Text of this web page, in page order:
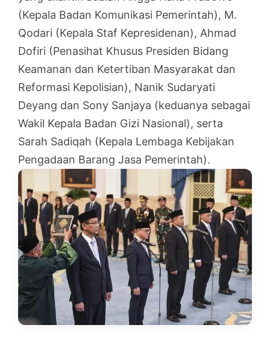
(Kepala Badan Komunikasi Pemerintah), M.
Qodari (Kepala Staf Kepresidenan), Ahmad
Dofiri (Penasihat Khusus Presiden Bidang
Keamanan dan Ketertiban Masyarakat dan
Reformasi Kepolisian), Nanik Sudaryati
Deyang dan Sony Sanjaya (keduanya sebagai
Wakil Kepala Badan Gizi Nasional), serta
Sarah Sadiqah (Kepala Lembaga Kebijakan
Pengadaan Barang Jasa Pemerintah).